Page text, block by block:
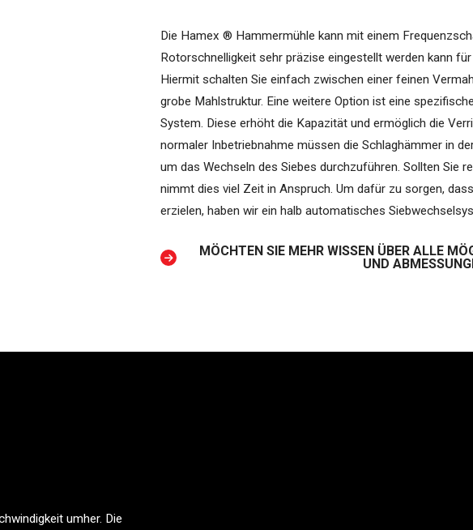
Die Hamex ® Hammermühle kann mit einem
Rotorschnelligkeit sehr präzise eingestellt werden kann
Hiermit schalten Sie einfach zwischen einer feinen
grobe Mahlstruktur. Eine weitere Option ist eine
System. Diese erhöht die Kapazität und ermöglich die
normaler Inbetriebnahme müssen die Schlaghämmer in
um das Wechseln des Siebes durchzuführen. Sollten Sie
nimmt dies viel Zeit in Anspruch. Um dafür zu sorgen,
erzielen, haben wir ein halb automatisches
MÖCHTEN SIE MEHR WISSEN ÜBER ALLE
UND
umher. Die